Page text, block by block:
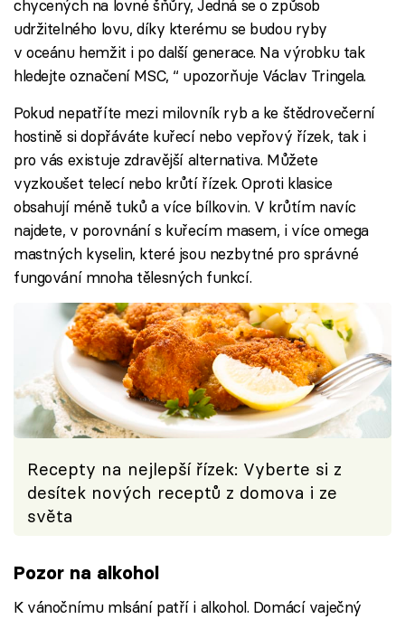
chycených na lovné šňůry, Jedná se o způsob
udržitelného lovu, díky kterému se budou ryby
v oceánu hemžit i po další generace. Na výrobku tak
hledejte označení MSC, “ upozorňuje Václav Tringela.
Pokud nepatříte mezi milovník ryb a ke štědrovečerní
hostině si dopřáváte kuřecí nebo vepřový řízek, tak i
pro vás existuje zdravější alternativa. Můžete
vyzkoušet telecí nebo krůtí řízek. Oproti klasice
obsahují méně tuků a více bílkovin. V krůtím navíc
najdete, v porovnání s kuřecím masem, i více omega
mastných kyselin, které jsou nezbytné pro správné
fungování mnoha tělesných funkcí.
Recepty na nejlepší řízek: Vyberte si z
desítek nových receptů z domova i ze
světa
Pozor na alkohol
K vánočnímu mlsání patří i alkohol. Domácí vaječný